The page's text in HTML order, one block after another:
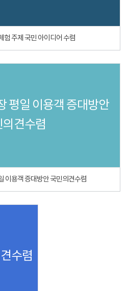
험 주제 국민 아이디어 수렴
평일 이용객 증대방안
의견수렴
이용객 증대방안 국민의견수렴
수렴